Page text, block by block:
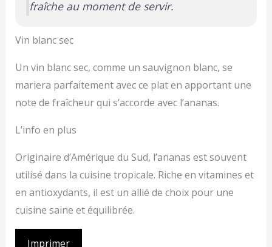
fraîche au moment de servir.
Vin blanc sec
Un vin blanc sec, comme un sauvignon blanc, se
mariera parfaitement avec ce plat en apportant une
note de fraîcheur qui s’accorde avec l’ananas.
L’info en plus
Originaire d’Amérique du Sud, l’ananas est souvent
utilisé dans la cuisine tropicale. Riche en vitamines et
en antioxydants, il est un allié de choix pour une
cuisine saine et équilibrée.
Imprimer